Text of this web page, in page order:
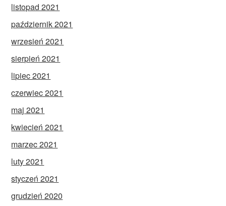
listopad 2021
październik 2021
wrzesień 2021
sierpień 2021
lipiec 2021
czerwiec 2021
maj 2021
kwiecień 2021
marzec 2021
luty 2021
styczeń 2021
grudzień 2020